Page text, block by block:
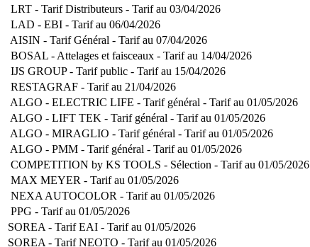
LRT - Tarif Distributeurs - Tarif au 03/04/2026
LAD - EBI - Tarif au 06/04/2026
AISIN - Tarif Général - Tarif au 07/04/2026
BOSAL - Attelages et faisceaux - Tarif au 14/04/2026
IJS GROUP - Tarif public - Tarif au 15/04/2026
RESTAGRAF - Tarif au 21/04/2026
ALGO - ELECTRIC LIFE - Tarif général - Tarif au 01/05/2026
ALGO - LIFT TEK - Tarif général - Tarif au 01/05/2026
ALGO - MIRAGLIO - Tarif général - Tarif au 01/05/2026
ALGO - PMM - Tarif général - Tarif au 01/05/2026
COMPETITION by KS TOOLS - Sélection - Tarif au 01/05/2026
MAX MEYER - Tarif au 01/05/2026
NEXA AUTOCOLOR - Tarif au 01/05/2026
PPG - Tarif au 01/05/2026
SOREA - Tarif EAI - Tarif au 01/05/2026
SOREA - Tarif NEOTO - Tarif au 01/05/2026